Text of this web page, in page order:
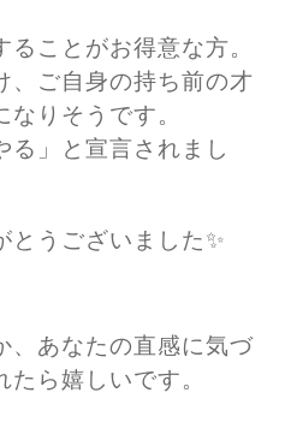
ことがお得意な方。
、ご自身の持ち前の才
りそうです。
る」と宣言されまし
とうございました✨
、あなたの直感に気づ
たら嬉しいです。